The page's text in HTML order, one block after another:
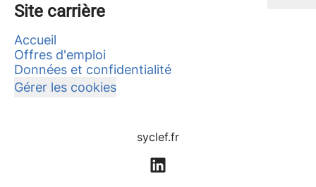
Site carrière
Accueil
Offres d'emploi
Données et confidentialité
Gérer les cookies
syclef.fr